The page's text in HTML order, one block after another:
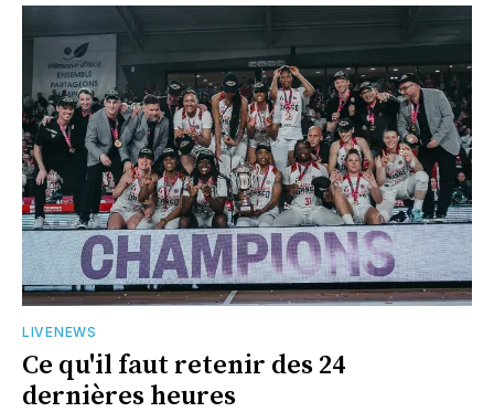
LIVENEWS
Ce qu'il faut retenir des 24
dernières heures